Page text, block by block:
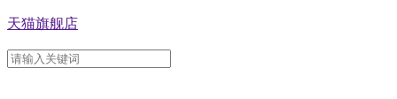
天猫旗舰店